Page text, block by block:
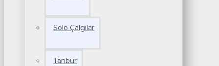
Solo Çalgılar
Tanbur